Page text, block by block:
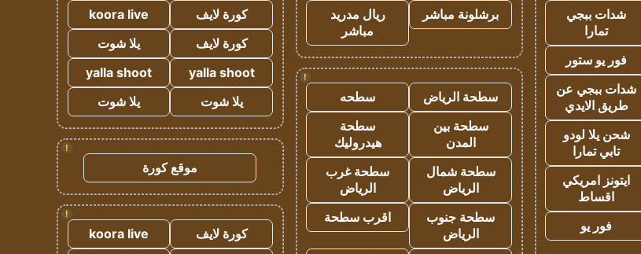
شدات ببجي
تمارا
فور يو ستور
شدات ببجي عن
طريق الايدي
شحن يلا لودو
تابي تمارا
ايتونز امريكي
اقساط
فور يو
برشلونة مباشر
ريال مدريد
مباشر
!
سطحة الرياض
سطحه
سطحة بين
المدن
سطحة
هيدروليك
سطحة شمال
الرياض
سطحة غرب
الرياض
سطحة جنوب
الرياض
اقرب سطحة
كورة لايف
koora live
كورة لايف
يلا شوت
yalla shoot
yalla shoot
يلا شوت
يلا شوت
!
موقع كورة
!
كورة لايف
koora live